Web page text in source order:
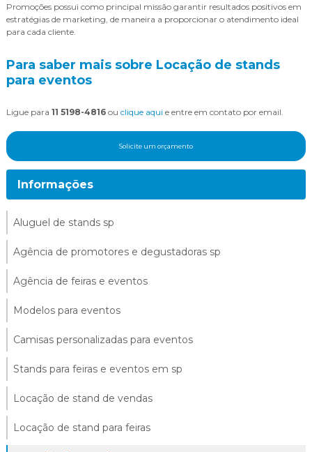
Promoções possui como principal missão garantir resultados positivos em
estratégias de marketing, de maneira a proporcionar o atendimento ideal
para cada cliente.
Para saber mais sobre Locação de stands
para eventos
Ligue para 11 5198-4816 ou clique aqui e entre em contato por email.
Solicite um orçamento
Informações
Aluguel de stands sp
Agência de promotores e degustadoras sp
Agência de feiras e eventos
Modelos para eventos
Camisas personalizadas para eventos
Stands para feiras e eventos em sp
Locação de stand de vendas
Locação de stand para feiras